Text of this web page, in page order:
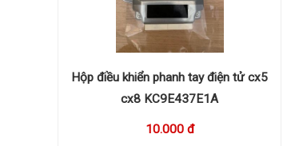
Hộp điều khiển phanh tay điện tử cx5
cx8 KC9E437E1A
10.000 đ